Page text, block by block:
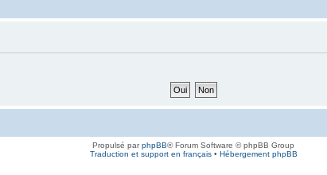
Propulsé parphpBB® Forum Software © phpBB Group
Traduction et support en français• Hébergement phpBB